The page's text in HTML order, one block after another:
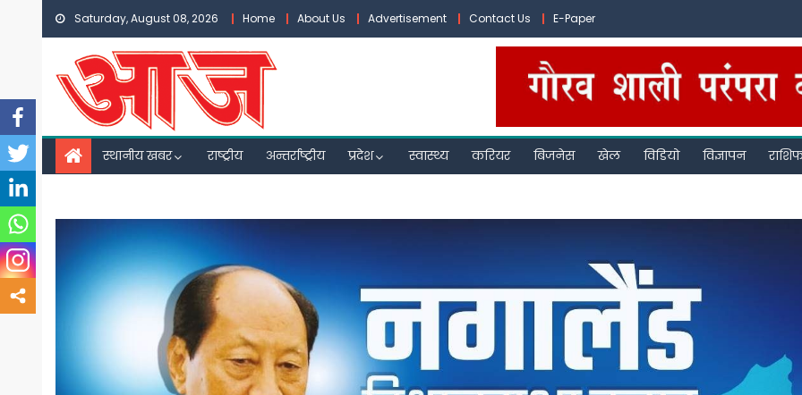
Skip
content
Saturday, August 08, 2026 Home About Us Advertisement Contact Us E-Paper
स्थानीय खबर राष्ट्रीय अन्तर्राष्ट्रीय प्रदेश स्वास्थ्य करियर बिजनेस खेल विडियो विज्ञापन